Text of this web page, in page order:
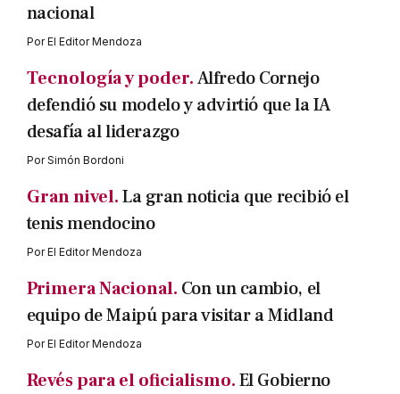
nacional
PorEl Editor Mendoza
Tecnología y poder.Alfredo Cornejo
defendió su modelo y advirtió que la IA
desafía al liderazgo
PorSimón Bordoni
Gran nivel.La gran noticia que recibió el
tenis mendocino
PorEl Editor Mendoza
Primera Nacional. Con un cambio, el
equipo de Maipú para visitar a Midland
PorEl Editor Mendoza
Revés para el oficialismo.El Gobierno